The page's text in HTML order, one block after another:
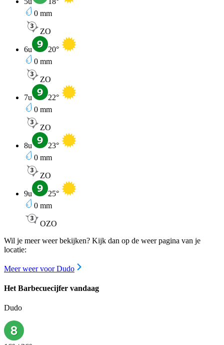
0 mm
ZO
6u 20°
0 mm
ZO
7u 22°
0 mm
ZO
8u 23°
0 mm
ZO
9u 25°
0 mm
OZO
Wil je meer weer bekijken? Kijk dan op de weer pagina van je
locatie:
Meer weer voor Dudo
Het Barbecuecijfer vandaag
Dudo